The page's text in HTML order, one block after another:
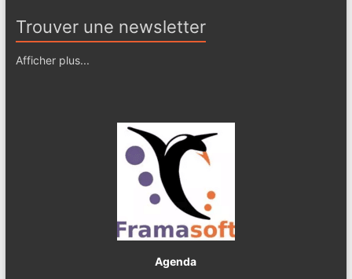
Trouver une newsletter
Afficher plus...
Agenda